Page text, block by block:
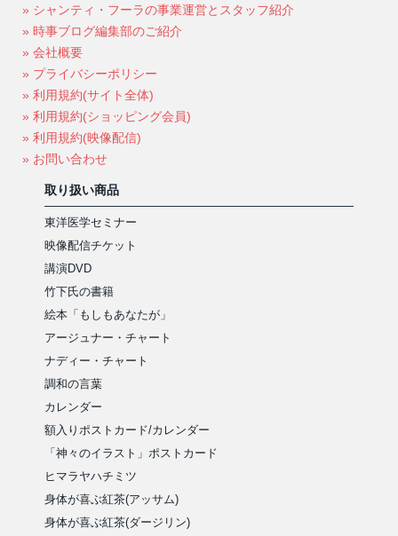
» シャンティ・フーラの事業運営とスタッフ紹介
» 時事ブログ編集部のご紹介
» 会社概要
» プライバシーポリシー
» 利用規約(サイト全体)
» 利用規約(ショッピング会員)
» 利用規約(映像配信)
» お問い合わせ
取り扱い商品
東洋医学セミナー
映像配信チケット
講演DVD
竹下氏の書籍
絵本「もしもあなたが」
アージュナー・チャート
ナディー・チャート
調和の言葉
カレンダー
額入りポストカード/カレンダー
「神々のイラスト」ポストカード
ヒマラヤハチミツ
身体が喜ぶ紅茶(アッサム)
身体が喜ぶ紅茶(ダージリン)